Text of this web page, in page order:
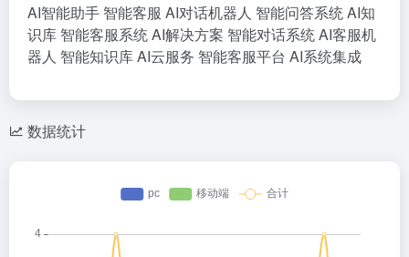
AI智能助手 智能客服 AI对话机器人 智能问答系统AI知
识库 智能客服系统AI解决方案 智能对话系统AI客服机
器人 智能知识库AI云服务 智能客服平台 AI系统集成
数据统计